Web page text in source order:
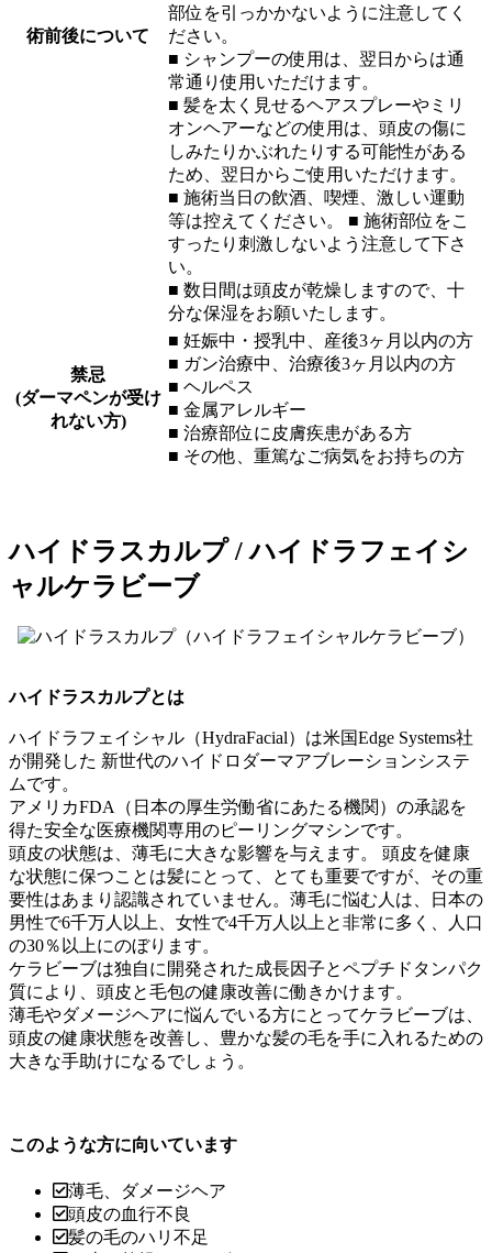
術前後について
部位を引っかかないように注意してく
ださい。
■ シャンプーの使用は、翌日からは通
常通り使用いただけます。
■ 髪を太く見せるヘアスプレーやミリ
オンヘアーなどの使用は、頭皮の傷に
しみたりかぶれたりする可能性がある
ため、翌日からご使用いただけます。
■ 施術当日の飲酒、喫煙、激しい運動
等は控えてください。 ■ 施術部位をこ
すったり刺激しないよう注意して下さ
い。
■ 数日間は頭皮が乾燥しますので、十
分な保湿をお願いたします。
禁忌
(ダーマペンが受け
れない方)
■ 妊娠中・授乳中、産後3ヶ月以内の方
■ ガン治療中、治療後3ヶ月以内の方
■ ヘルペス
■ 金属アレルギー
■ 治療部位に皮膚疾患がある方
■ その他、重篤なご病気をお持ちの方
ハイドラスカルプ / ハイドラフェイシ
ャルケラビーブ
ハイドラスカルプとは
ハイドラフェイシャル（HydraFacial）は米国Edge Systems社
が開発した 新世代のハイドロダーマアブレーションシステ
ムです。
アメリカFDA（日本の厚生労働省にあたる機関）の承認を
得た安全な医療機関専用のピーリングマシンです。
頭皮の状態は、薄毛に大きな影響を与えます。 頭皮を健康
な状態に保つことは髪にとって、とても重要ですが、その重
要性はあまり認識されていません。薄毛に悩む人は、日本の
男性で6千万人以上、女性で4千万人以上と非常に多く、人口
の30％以上にのぼります。
ケラビーブは独自に開発された成長因子とペプチドタンパク
質により、頭皮と毛包の健康改善に働きかけます。
薄毛やダメージヘアに悩んでいる方にとってケラビーブは、
頭皮の健康状態を改善し、豊かな髪の毛を手に入れるための
大きな手助けになるでしょう。
このような方に向いています
薄毛、ダメージヘア
頭皮の血行不良
髪の毛のハリ不足